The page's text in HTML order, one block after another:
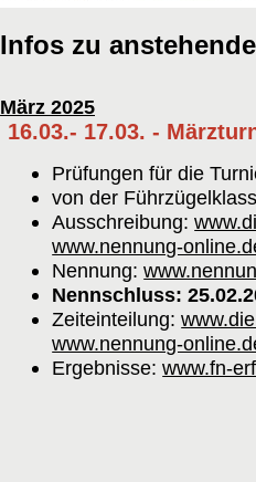
Infos zu
März 2025
16.03.- 17.03. -
Prüfungen für die
von der
Ausschreibung:
www.nennung-
Nennung:
Nennschluss:
Zeiteinteilung:
www.nennung-
Ergebnisse:www.fn-